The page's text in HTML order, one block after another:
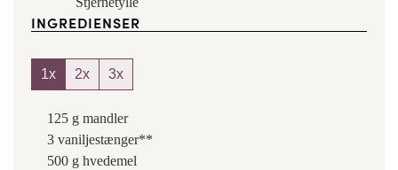
INGREDIENSER
1x 2x 3x
125 g mandler
3 vaniljestænger**
500 g hvedemel